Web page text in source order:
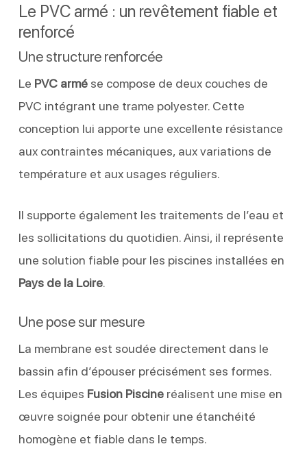
Le PVC armé : un revêtement fiable et
renforcé
Une structure renforcée
Le PVC armése compose de deux couches de
PVC intégrant une trame polyester. Cette
conception lui apporte une excellente résistance
aux contraintes mécaniques, aux variations de
température et aux usages réguliers.
Il supporte également les traitements de l’eau et
les sollicitations du quotidien. Ainsi, il représente
une solution fiable pour les piscines installées en
Pays de la Loire.
Une pose sur mesure
La membrane est soudée directement dans le
bassin afin d’épouser précisément ses formes.
Les équipes Fusion Piscineréalisent une mise en
œuvre soignée pour obtenir une étanchéité
homogène et fiable dans le temps.